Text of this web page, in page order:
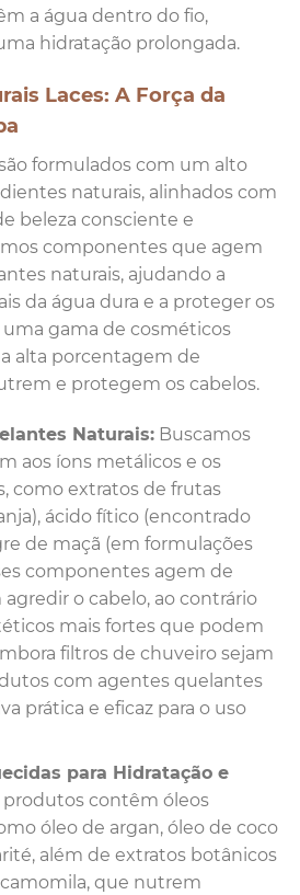
a água dentro do fio,
hidratação prolongada.
Laces: A Força da
formulados com um alto
naturais, alinhados com
beleza consciente e
componentes que agem
naturais, ajudando a
da água dura e a proteger os
uma gama de cosméticos
alta porcentagem de
e protegem os cabelos.
Naturais:Buscamos
aos íons metálicos e os
como extratos de frutas
ácido fítico (encontrado
de maçã (em formulações
componentes agem de
agredir o cabelo, ao contrário
mais fortes que podem
filtros de chuveiro sejam
com agentes quelantes
prática e eficaz para o uso
para Hidratação e
contêm óleos
óleo de argan, óleo de coco
além de extratos botânicos
que nutrem